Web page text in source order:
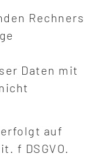
Rechners
Daten mit
auf
f DSGVO.